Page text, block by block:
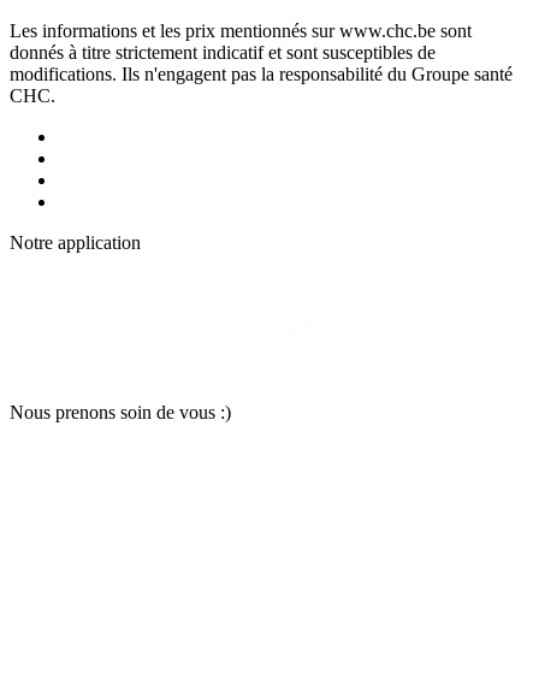
Les informations et les prix mentionnés sur www.chc.be sont
donnés à titre strictement indicatif et sont susceptibles de
modifications. Ils n'engagent pas la responsabilité du Groupe santé
CHC.
Notre application
Nous prenons soin de vous :)